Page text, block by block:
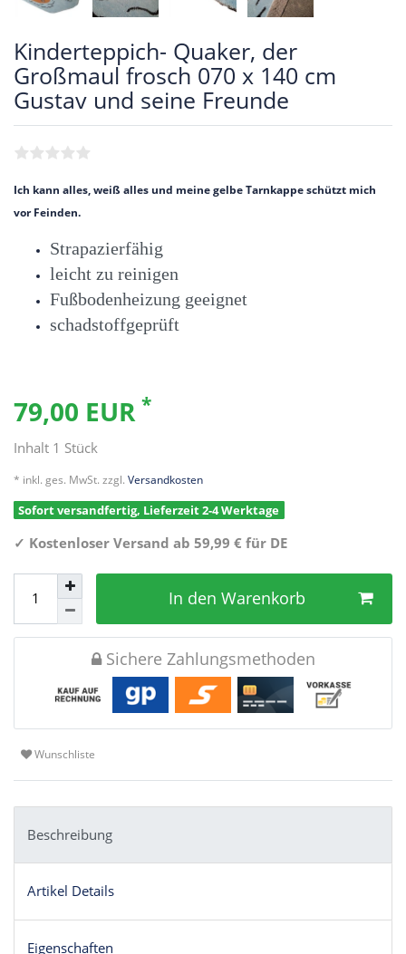
Kinderteppich- Quaker, der
Großmaul frosch 070 x 140 cm
Gustav und seine Freunde
Ich kann alles, weiß alles und meine gelbe Tarnkappe schützt mich
vor Feinden.
Strapazierfähig
leicht zu reinigen
Fußbodenheizung geeignet
schadstoffgeprüft
79,00 EUR *
Inhalt 1 Stück
* inkl. ges. MwSt. zzgl. Versandkosten
Sofort versandfertig, Lieferzeit 2-4 Werktage
✓ Kostenloser Versand ab 59,99 € für DE
In den Warenkorb
Sichere Zahlungsmethoden
Wunschliste
Beschreibung
Artikel Details
Eigenschaften